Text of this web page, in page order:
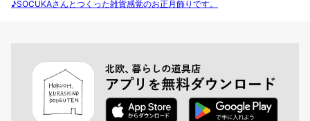
♪SOCUKAさんとつくった雑貨感覚のお正月飾りです。